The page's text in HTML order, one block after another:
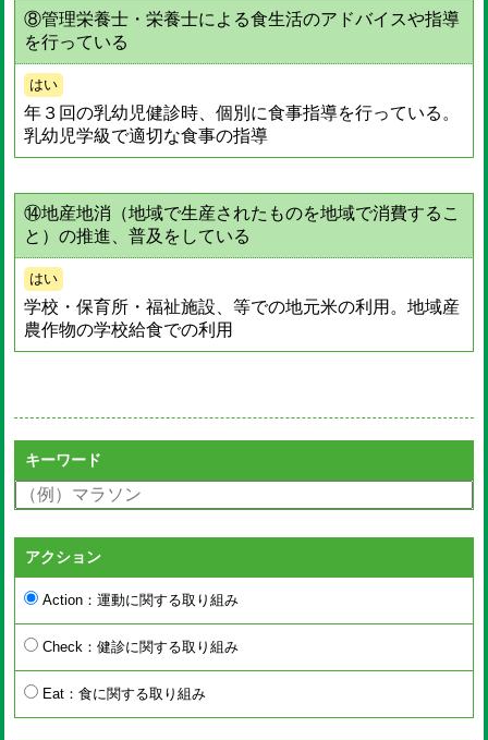
⑧管理栄養士・栄養士による食生活のアドバイスや指導
を行っている
はい
年３回の乳幼児健診時、個別に食事指導を行っている。
乳幼児学級で適切な食事の指導
⑭地産地消（地域で生産されたものを地域で消費するこ
と）の推進、普及をしている
はい
学校・保育所・福祉施設、等での地元米の利用。地域産
農作物の学校給食での利用
キーワード
アクション
Action：運動に関する取り組み
Check：健診に関する取り組み
Eat：食に関する取り組み